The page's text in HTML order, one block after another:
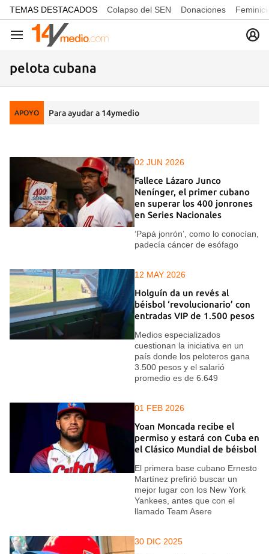
common.go-to-content
TEMAS DESTACADOS Colapso del SEN Donaciones
Navegación
pelota cubana
APOYO Para ayudar a 14ymedio
02 JUN 2026
Fallece Lázaro Junco
Nenínger, el primer cubano
en superar los 400 jonrones
en Series Nacionales
‘Papá jonrón’, como lo conocían,
padecía cáncer de esófago
12 MAY 2026
Holguín da un revés al
béisbol ‘revolucionario’ con
entradas VIP de 1.500 pesos
Medios especializados
cuestionan la iniciativa en un
país donde los peloteros gana
3.500 pesos y el salarió
promedio es de 6.649
01 FEB 2026
Yoan Moncada recibe el
permiso y estará con Cuba en
el Clásico Mundial de béisbol
El primera base cubano Ernesto
Martínez prefirió buscar un
mejor lugar con los New York
Yankees, antes que con el
llamado Team Asere
30 DIC 2025